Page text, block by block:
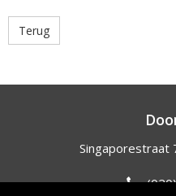
Terug
Singaporestraat